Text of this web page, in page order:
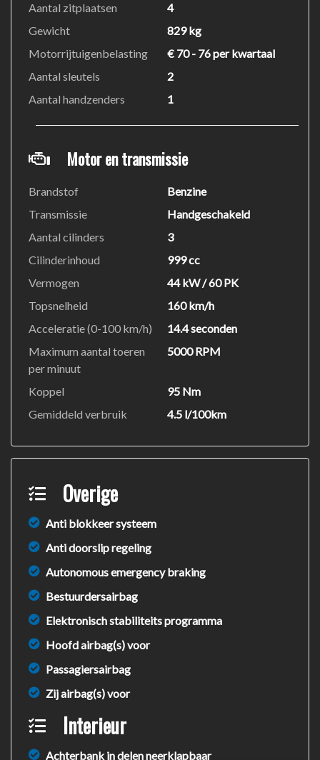
Aantal zitplaatsen
4
Gewicht
829 kg
Motorrijtuigenbelasting
€ 70 - 76 per kwartaal
Aantal sleutels
2
Aantal handzenders
1
Motor en transmissie
Brandstof
Benzine
Transmissie
Handgeschakeld
Aantal cilinders
3
Cilinderinhoud
999 cc
Vermogen
44 kW / 60 PK
Topsnelheid
160 km/h
Acceleratie (0-100 km/h)
14.4 seconden
Maximum aantal toeren
per minuut
5000 RPM
Koppel
95 Nm
Gemiddeld verbruik
4.5 l/100km
Overige
Anti blokkeer systeem
Anti doorslip regeling
Autonomous emergency braking
Bestuurdersairbag
Elektronisch stabiliteits programma
Hoofd airbag(s) voor
Passagiersairbag
Zij airbag(s) voor
Interieur
Achterbank in delen neerklapbaar